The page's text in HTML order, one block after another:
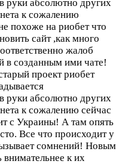
руки абсолютно других
к сожалению
похоже на риобет что
сайт ,как много
жалоб
в созданным ими чате!
проект риобет
руки абсолютно других
к сожалению сейчас
с Украины! А там опять
Все что происходит у
сомнений! Новым
к их